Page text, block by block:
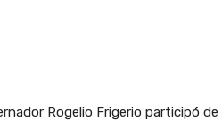
Rogelio Frigerio participó de